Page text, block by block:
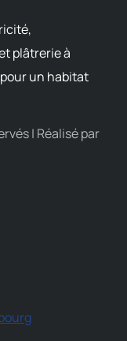
plâtrerie à
un habitat
| Réalisé par